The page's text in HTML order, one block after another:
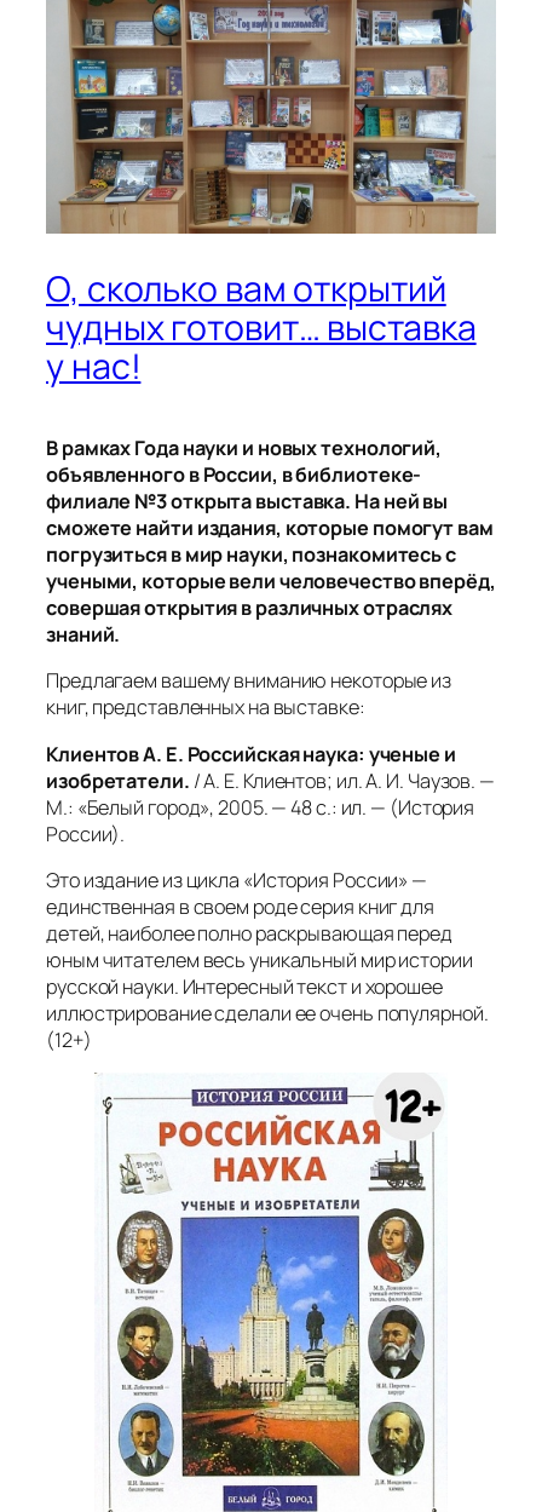
О, сколько вам открытий
чудных готовит… выставка
у нас!
В рамках Года науки и новых технологий,
объявленного в России, в библиотеке-
филиале №3 открыта выставка. На ней вы
сможете найти издания, которые помогут вам
погрузиться в мир науки, познакомитесь с
учеными, которые вели человечество вперёд,
совершая открытия в различных отраслях
знаний.
Предлагаем вашему вниманию некоторые из
книг, представленных на выставке:
Клиентов А. Е. Российская наука: ученые и
изобретатели. / А. Е. Клиентов; ил. А. И. Чаузов. —
М.: «Белый город», 2005. — 48 с.: ил. — (История
России).
Это издание из цикла «История России» —
единственная в своем роде серия книг для
детей, наиболее полно раскрывающая перед
юным читателем весь уникальный мир истории
русской науки. Интересный текст и хорошее
иллюстрирование сделали ее очень популярной.
(12+)